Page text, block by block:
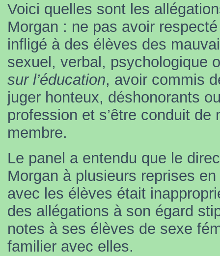
Voici quelles sont les
Morgan : ne pas avoir
infligé à des élèves des
sexuel, verbal, psychologique
sur l’éducation, avoir commis
juger honteux, déshonorants
profession et s’être conduit
membre.
Le panel a entendu que le
Morgan à plusieurs reprises
avec les élèves était
des allégations à son égard
notes à ses élèves de sexe
familier avec elles.